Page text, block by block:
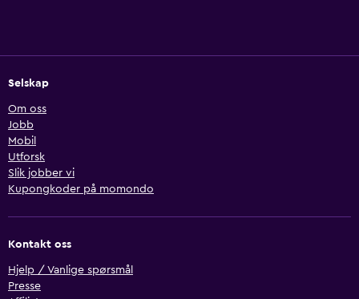
Selskap
Om oss
Jobb
Mobil
Utforsk
Slik jobber vi
Kupongkoder på momondo
Kontakt oss
Hjelp / Vanlige spørsmål
Presse